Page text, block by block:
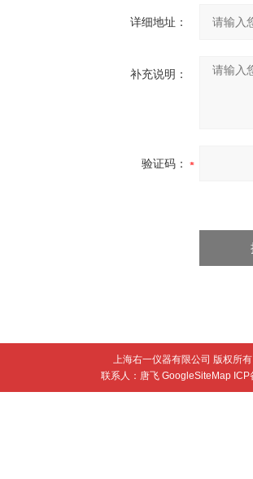
详细地址：
补充说明：
验证码：
上海右一仪器有限公司 版权所
联系人：唐飞GoogleSiteMap